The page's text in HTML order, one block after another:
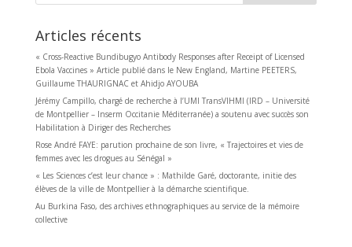
Articles récents
« Cross-Reactive Bundibugyo Antibody Responses after Receipt of Licensed
Ebola Vaccines » Article publié dans le New England, Martine PEETERS,
Guillaume THAURIGNAC et Ahidjo AYOUBA
Jérémy Campillo, chargé de recherche à l’UMI TransVIHMI (IRD – Université
de Montpellier – Inserm Occitanie Méditerranée) a soutenu avec succès son
Habilitation à Diriger des Recherches
Rose André FAYE: parution prochaine de son livre, « Trajectoires et vies de
femmes avec les drogues au Sénégal »
« Les Sciences c’est leur chance » : Mathilde Garé, doctorante, initie des
élèves de la ville de Montpellier à la démarche scientifique.
Au Burkina Faso, des archives ethnographiques au service de la mémoire
collective